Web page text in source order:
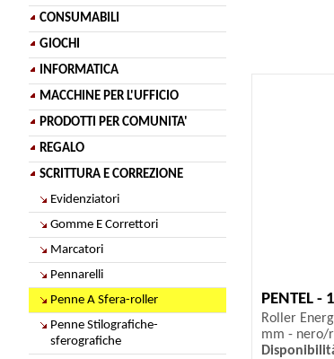
CONSUMABILI
GIOCHI
INFORMATICA
MACCHINE PER L'UFFICIO
PRODOTTI PER COMUNITA'
REGALO
SCRITTURA E CORREZIONE
Evidenziatori
Gomme E Correttori
Marcatori
Pennarelli
Penne A Sfera-roller
Penne Stilografiche-
sferografiche
PENTEL -
Roller
mm - nero/